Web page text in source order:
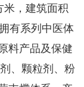
米，建筑面积
有系列中医体
料产品及保健
、颗粒剂、粉